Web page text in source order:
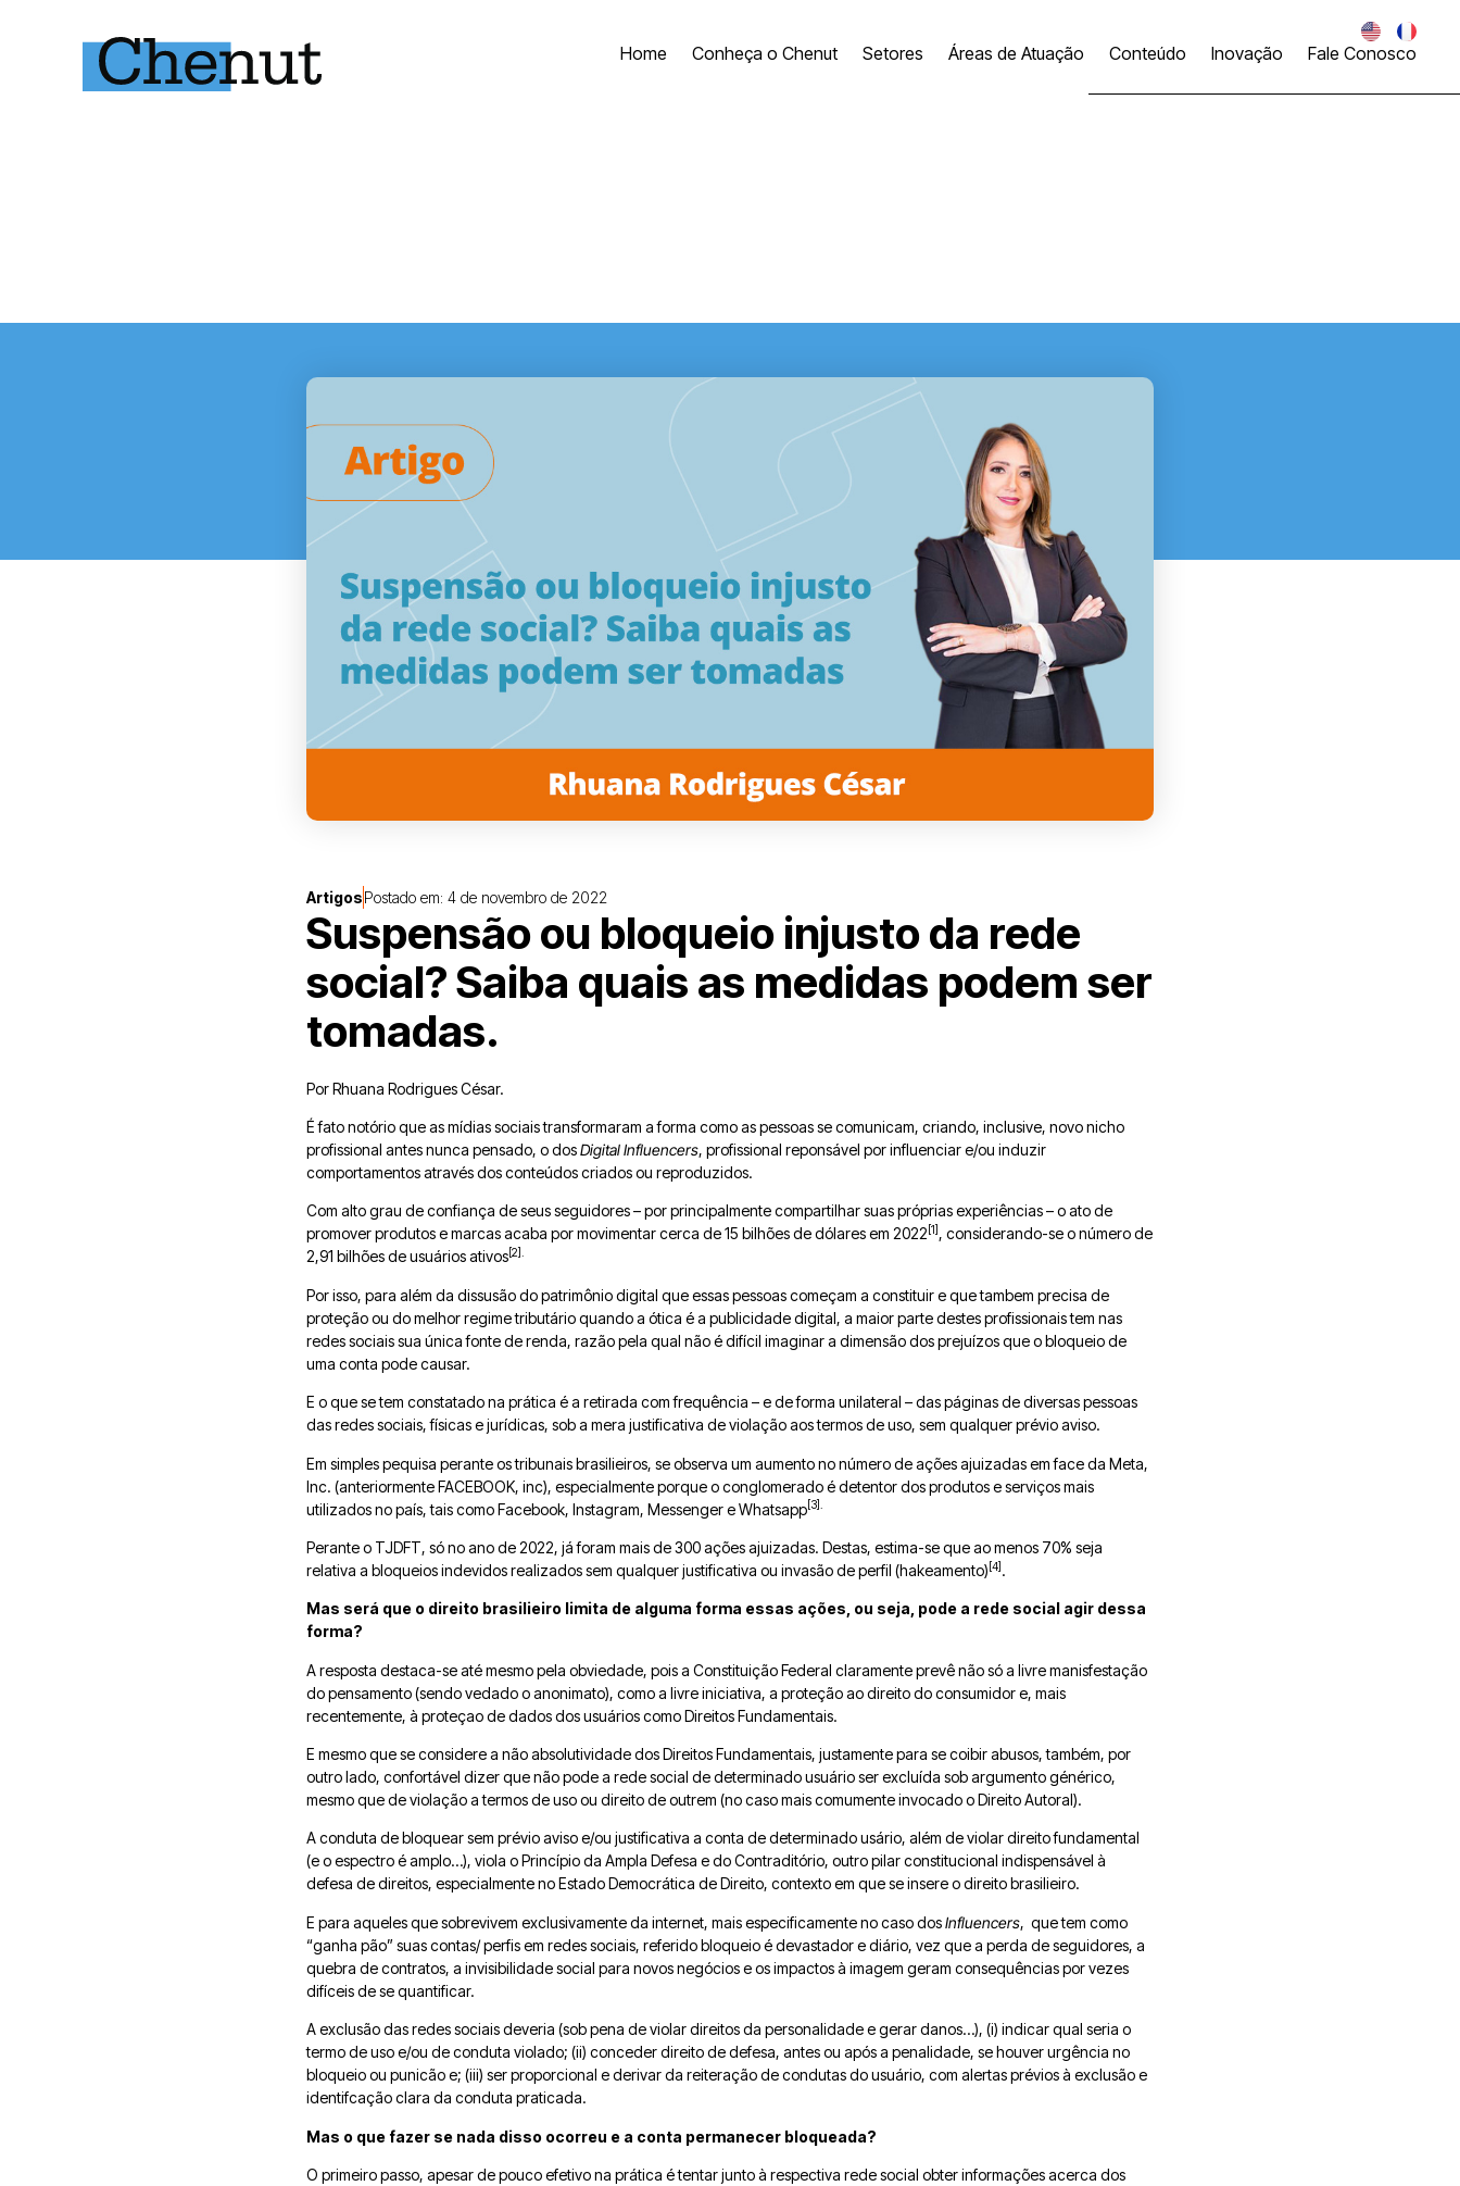
Home Conheça o Chenut Setores Áreas de Atuação Conteúdo Inovação Fale Conosco
ArtigosPostado em: 4 de novembro de 2022
Suspensão ou bloqueio injusto da rede
social? Saiba quais as medidas podem ser
tomadas.
Por Rhuana Rodrigues César.
É fato notório que as mídias sociais transformaram a forma como as pessoas se comunicam, criando, inclusive, novo nicho
profissional antes nunca pensado, o dosDigital Influencers, profissional reponsável por influenciar e/ou induzir
comportamentos através dos conteúdos criados ou reproduzidos.
Com alto grau de confiança de seus seguidores – por principalmente compartilhar suas próprias experiências – o ato de
promover produtos e marcas acaba por movimentar cerca de 15 bilhões de dólares em 2022 [1] , considerando-se o número de
2,91 bilhões de usuários ativos [2].
Por isso, para além da dissusão do patrimônio digital que essas pessoas começam a constituir e que tambem precisa de
proteção ou do melhor regime tributário quando a ótica é a publicidade digital, a maior parte destes profissionais tem nas
redes sociais sua única fonte de renda, razão pela qual não é difícil imaginar a dimensão dos prejuízos que o bloqueio de
uma conta pode causar.
E o que se tem constatado na prática é a retirada com frequência – e de forma unilateral – das páginas de diversas pessoas
das redes sociais, físicas e jurídicas, sob a mera justificativa de violação aos termos de uso, sem qualquer prévio aviso.
Em simples pequisa perante os tribunais brasilieiros, se observa um aumento no número de ações ajuizadas em face da Meta,
Inc. (anteriormente FACEBOOK, inc), especialmente porque o conglomerado é detentor dos produtos e serviços mais
utilizados no país, tais como Facebook, Instagram, Messenger e Whatsapp [3].
Perante o TJDFT, só no ano de 2022, já foram mais de 300 ações ajuizadas. Destas, estima-se que ao menos 70% seja
relativa a bloqueios indevidos realizados sem qualquer justificativa ou invasão de perfil (hakeamento) [4] .
Mas será que o direito brasilieiro limita de alguma forma essas ações, ou seja, pode a rede social agir dessa
forma?
A resposta destaca-se até mesmo pela obviedade, pois a Constituição Federal claramente prevê não só a livre manisfestação
do pensamento (sendo vedado o anonimato), como a livre iniciativa, a proteção ao direito do consumidor e, mais
recentemente, à proteçao de dados dos usuários como Direitos Fundamentais.
E mesmo que se considere a não absolutividade dos Direitos Fundamentais, justamente para se coibir abusos, também, por
outro lado, confortável dizer que não pode a rede social de determinado usuário ser excluída sob argumento générico,
mesmo que de violação a termos de uso ou direito de outrem (no caso mais comumente invocado o Direito Autoral).
A conduta de bloquear sem prévio aviso e/ou justificativa a conta de determinado usário, além de violar direito fundamental
(e o espectro é amplo…), viola o Princípio da Ampla Defesa e do Contraditório, outro pilar constitucional indispensável à
defesa de direitos, especialmente no Estado Democrática de Direito, contexto em que se insere o direito brasilieiro.
E para aqueles que sobrevivem exclusivamente da internet, mais especificamente no caso dosInfluencers, que tem como
“ganha pão” suas contas/ perfis em redes sociais, referido bloqueio é devastador e diário, vez que a perda de seguidores, a
quebra de contratos, a invisibilidade social para novos negócios e os impactos à imagem geram consequências por vezes
difíceis de se quantificar.
A exclusão das redes sociais deveria (sob pena de violar direitos da personalidade e gerar danos…), (i) indicar qual seria o
termo de uso e/ou de conduta violado; (ii) conceder direito de defesa, antes ou após a penalidade, se houver urgência no
bloqueio ou punicão e; (iii) ser proporcional e derivar da reiteração de condutas do usuário, com alertas prévios à exclusão e
identifcação clara da conduta praticada.
Mas o que fazer se nada disso ocorreu e a conta permanecer bloqueada?
O primeiro passo, apesar de pouco efetivo na prática é tentar junto à respectiva rede social obter informações acerca dos